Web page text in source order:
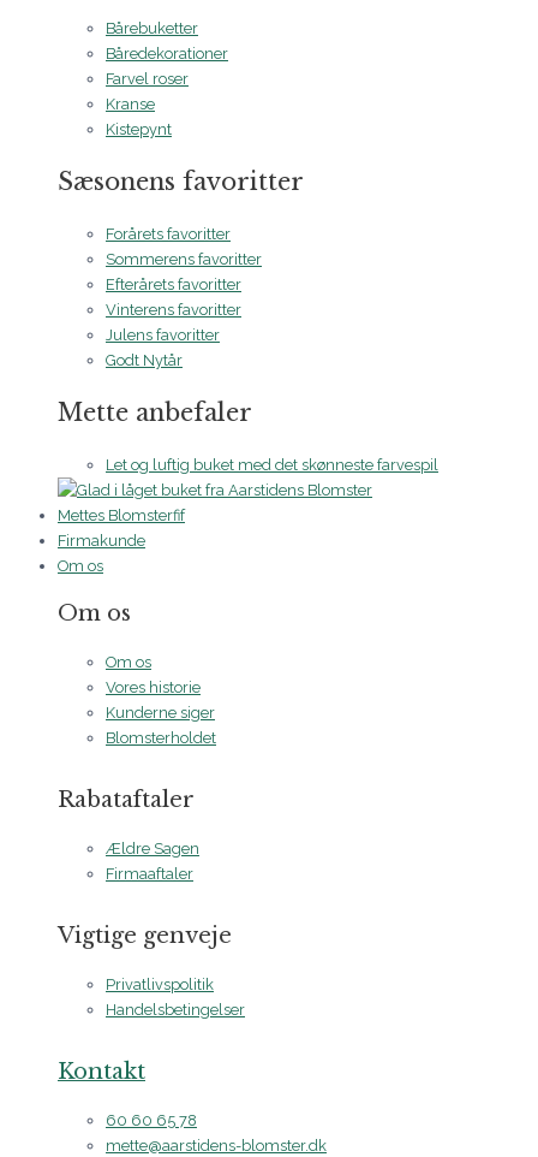
Bårebuketter
Båredekorationer
Farvel roser
Kranse
Kistepynt
Sæsonens favoritter
Forårets favoritter
Sommerens favoritter
Efterårets favoritter
Vinterens favoritter
Julens favoritter
Godt Nytår
Mette anbefaler
Let og luftig buket med det skønneste farvespil
Mettes Blomsterfif
Firmakunde
Om os
Om os
Om os
Vores historie
Kunderne siger
Blomsterholdet
Rabataftaler
Ældre Sagen
Firmaaftaler
Vigtige genveje
Privatlivspolitik
Handelsbetingelser
Kontakt
60 60 65 78
mette@aarstidens-blomster.dk